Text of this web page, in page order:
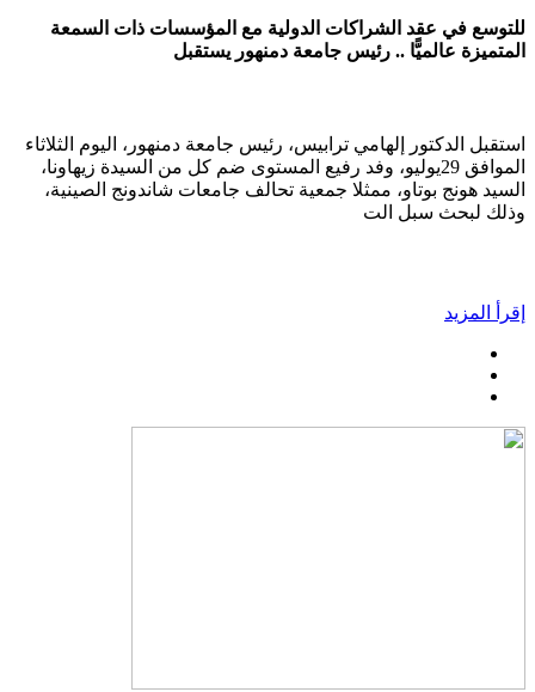
للتوسع في عقد الشراكات الدولية مع المؤسسات ذات السمعة
المتميزة عالميًّا .. رئيس جامعة دمنهور يستقبل
استقبل الدكتور إلهامي ترابيس، رئيس جامعة دمنهور، اليوم الثلاثاء
الموافق 29يوليو، وفد رفيع المستوى ضم كل من السيدة زيهاونا،
السيد هونج بوتاو، ممثلا جمعية تحالف جامعات شاندونج الصينية،
وذلك لبحث سبل الت
إقرأ المزيد